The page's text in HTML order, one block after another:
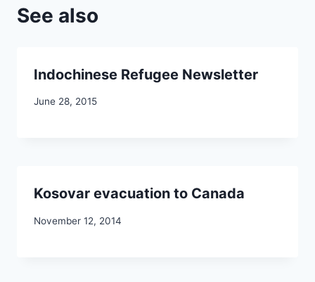
See also
Indochinese Refugee Newsletter
June 28, 2015
Kosovar evacuation to Canada
November 12, 2014